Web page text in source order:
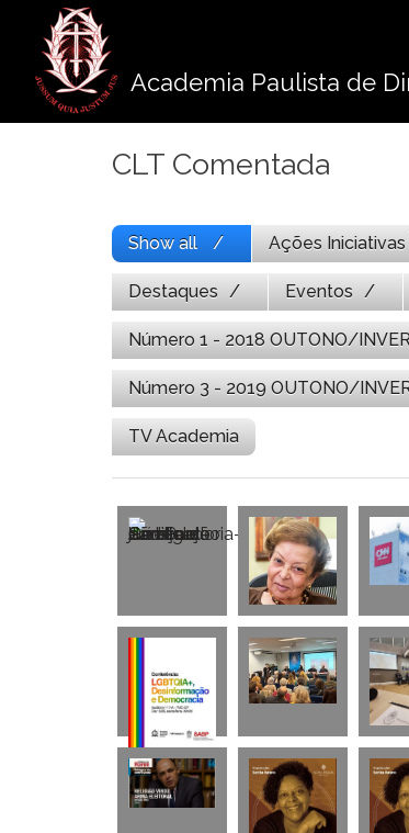
conteúdo
Academia Paulista de
CLT Comentada
Show all Ações
Destaques Eventos
Número 1 - 2018 OUTONO/
Número 3 - 2019 OUTONO/
TV Academia